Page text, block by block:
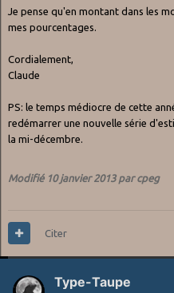
Je pense qu'en montant dans les
mes pourcentages.
Cordialement,
Claude
PS: le temps médiocre de cette
redémarrer une nouvelle série
la mi-décembre.
Modifié 10 janvier 2013par cpeg
Citer
Type-Taupe